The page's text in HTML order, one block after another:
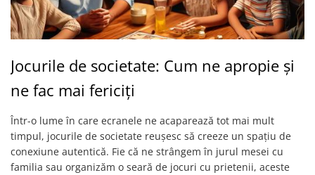
Jocurile de societate: Cum ne apropie și
ne fac mai fericiți
Într-o lume în care ecranele ne acaparează tot mai mult
timpul, jocurile de societate reușesc să creeze un spațiu de
conexiune autentică. Fie că ne strângem în jurul mesei cu
familia sau organizăm o seară de jocuri cu prietenii, aceste